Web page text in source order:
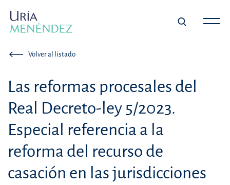
Volver al listado
Las reformas procesales del
Real Decreto-ley 5/2023.
Especial referencia a la
reforma del recurso de
casación en las jurisdicciones